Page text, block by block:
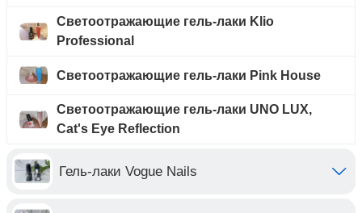
Светоотражающие гель-лаки Klio
Professional
Светоотражающие гель-лаки Pink House
Светоотражающие гель-лаки UNO LUX,
Cat's Eye Reflection
Гель-лаки Vogue Nails